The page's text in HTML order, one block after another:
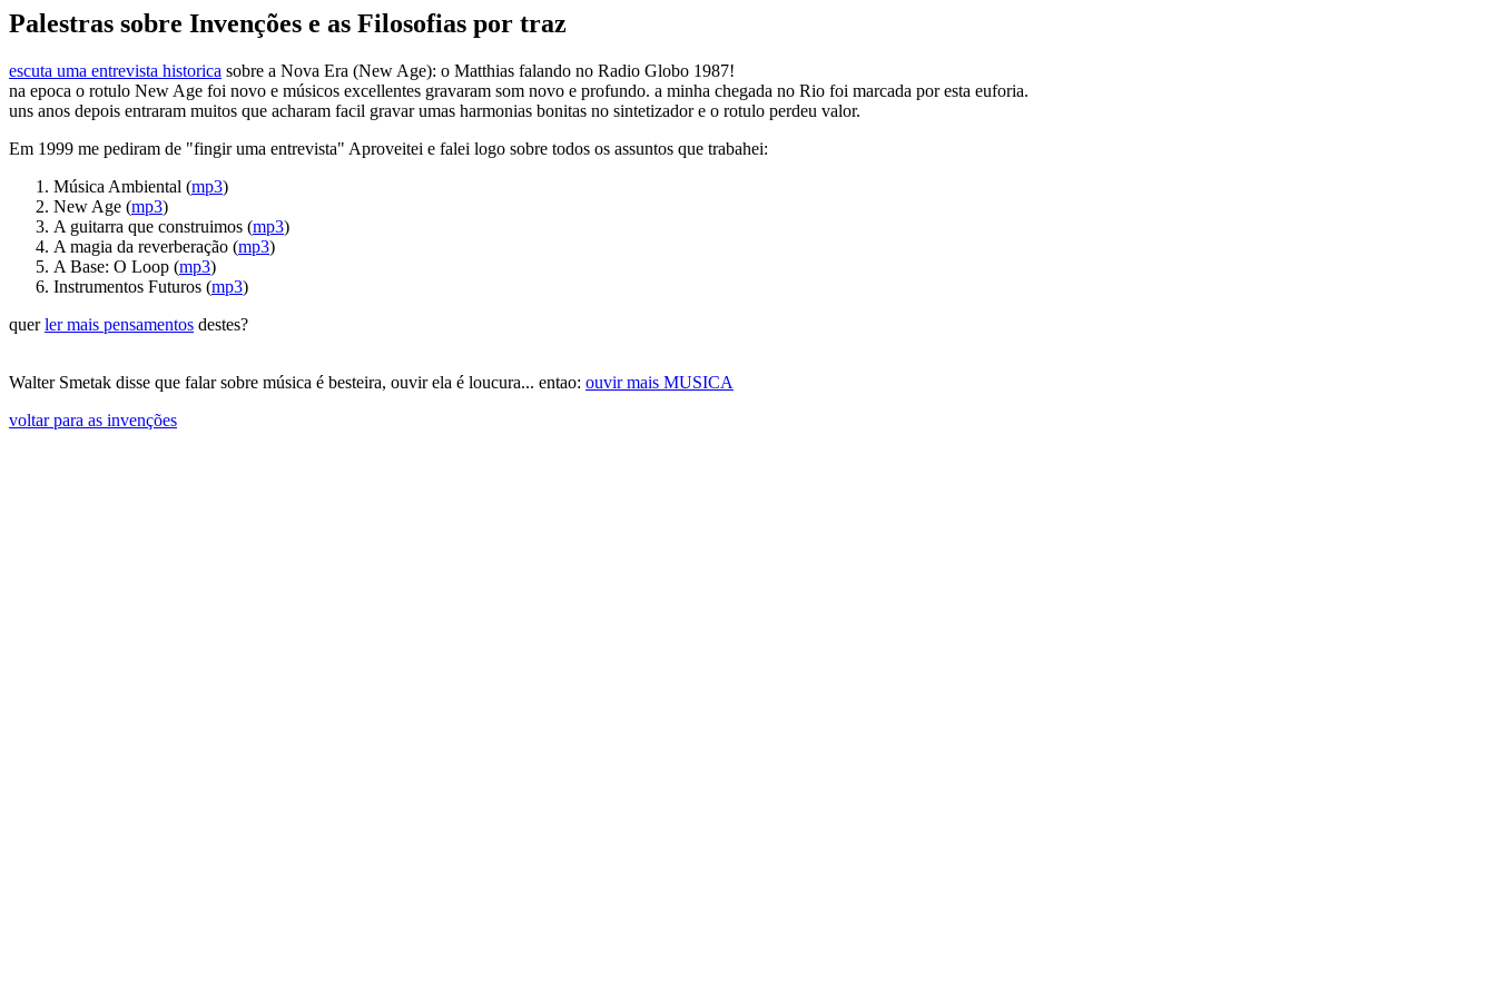
Palestras sobre Invenções e as Filosofias por traz
escuta uma entrevista historica sobre a Nova Era (New Age): o Matthias falando no Radio Globo 1987!
na epoca o rotulo New Age foi novo e músicos excellentes gravaram som novo e profundo. a minha chegada no Rio foi marcada por esta euforia.
uns anos depois entraram muitos que acharam facil gravar umas harmonias bonitas no sintetizador e o rotulo perdeu valor.
Em 1999 me pediram de "fingir uma entrevista" Aproveitei e falei logo sobre todos os assuntos que trabahei:
Música Ambiental (mp3)
New Age (mp3)
A guitarra que construimos (mp3)
A magia da reverberação (mp3)
A Base: O Loop (mp3)
Instrumentos Futuros (mp3)
querler mais pensamentos destes?
Walter Smetak disse que falar sobre música é besteira, ouvir ela é loucura... entao: ouvir mais MUSICA
voltar para as invenções